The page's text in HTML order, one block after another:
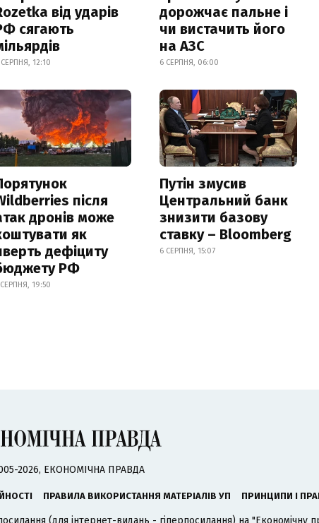
від ударів
сягають
СЕРПНЯ, 12:10
дорожчає пальне і
чи вистачить його
на АЗС
6 СЕРПНЯ, 06:00
після
дронів може
як
дефіциту
РФ
СЕРПНЯ, 19:50
Путін змусив
Центральний банк
знизити базову
ставку – Bloomberg
6 СЕРПНЯ, 15:07
2026, ЕКОНОМІЧНА ПРАВДА
ПРАВИЛА ВИКОРИСТАННЯ МАТЕРІАЛІВ УП ПРИНЦИПИ І
(для інтернет-видань - гіперпосилання) на "Економічну